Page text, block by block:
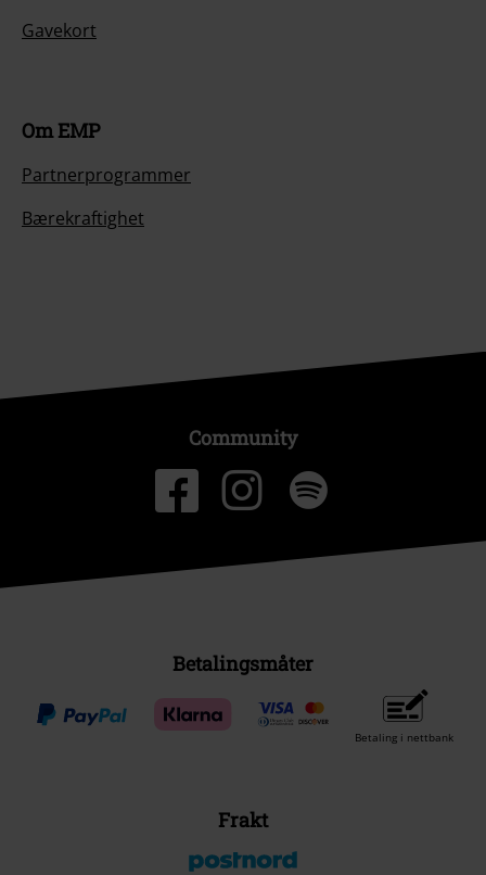
Gavekort
Om EMP
Partnerprogrammer
Bærekraftighet
Community
Betalingsmåter
Betaling i nettbank
Frakt